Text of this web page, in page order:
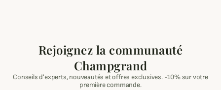
Rejoignez la communauté
Champgrand
Conseils d'experts, nouveautés et offres exclusives. -10% sur votre
première commande.